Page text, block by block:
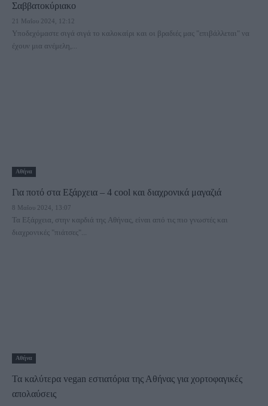
Σαββατοκύριακο
21 Μαΐου 2024, 12:12
Υποδεχόμαστε σιγά σιγά το καλοκαίρι και οι βραδιές μας "επιβάλλεται" να
έχουν μια ανέμελη,...
Αθήνα
Για ποτό στα Εξάρχεια – 4 cool και διαχρονικά μαγαζιά
8 Μαΐου 2024, 13:07
Τα Εξάρχεια, στην καρδιά της Αθήνας, είναι από τις πιο γνωστές και
διαχρονικές "πιάτσες"...
Αθήνα
Τα καλύτερα vegan εστιατόρια της Αθήνας για χορτοφαγικές
απολαύσεις